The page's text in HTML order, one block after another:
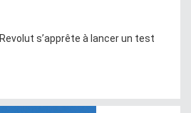
s’apprête à lancer un test